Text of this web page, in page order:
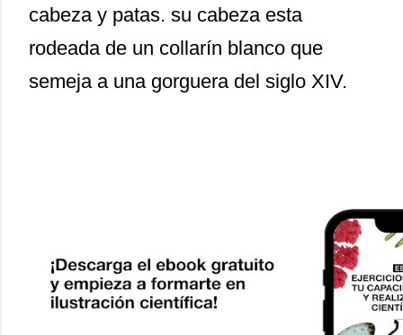
cabeza y patas. su cabeza esta
rodeada de un collarín blanco que
semeja a una gorguera del siglo XIV.